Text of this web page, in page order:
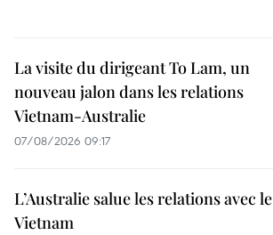
La visite du dirigeant To Lam, un
nouveau jalon dans les relations
Vietnam-Australie
07/08/2026 09:17
L’Australie salue les relations avec le
Vietnam